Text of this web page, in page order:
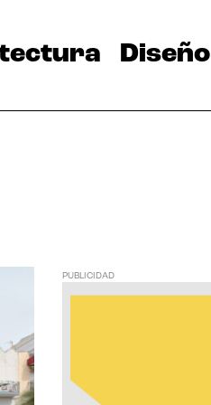
Diseño
PUBLICIDAD